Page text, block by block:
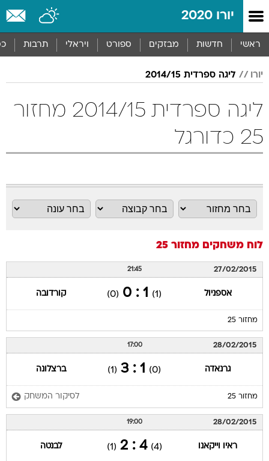
יורו 2020
ראשי חדשות מבזקים ספורט ויראלי תרבות
יורו ליגה ספרדית 2014/15
ליגה ספרדית 2014/15 מחזור
25 כדורגל
לוח משחקים מחזור 25
27/02/2015
21:45
אספניול (1)
1 : 0
(0) קורדובה
מחזור 25
28/02/2015
17:00
גרנאדה (0)
1 : 3
(1) ברצלונה
מחזור 25 לסיקור המשחק
28/02/2015
19:00
ראיו וייקאנו (4)
4 : 2
(1) לבנטה